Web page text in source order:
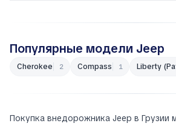
Популярные модели Jeep
Cherokee 2 Compass 1 Liberty
Покупка внедорожника Jeep в Грузии